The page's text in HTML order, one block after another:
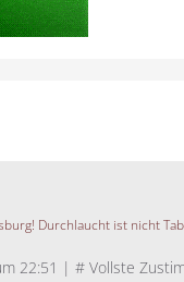
Durchlaucht ist nicht
22:51 | # Vollste